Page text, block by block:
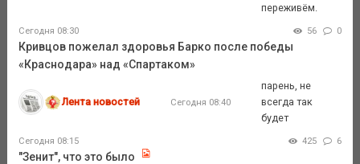
переживём.
Сегодня 08:30 56 0
Кривцов пожелал здоровья Барко после победы
«Краснодара» над «Спартаком»
Лента новостей Сегодня 08:40
парень, не
всегда так
будет
Сегодня 08:15 425 6
"Зенит", что это было